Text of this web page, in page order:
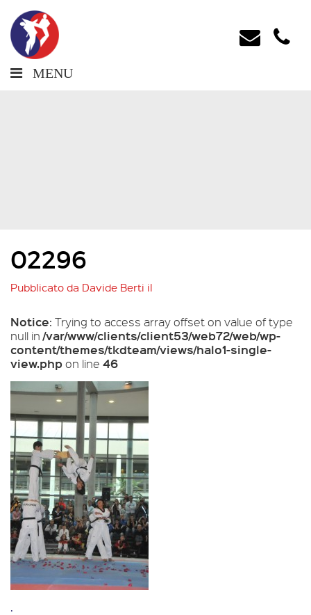
MENU
02296
Pubblicato da Davide Berti il
Notice: Trying to access array offset on value of type
null in/var/www/clients/client53/web72/web/wp-
content/themes/tkdteam/views/halo1-single-
view.php on line 46
.